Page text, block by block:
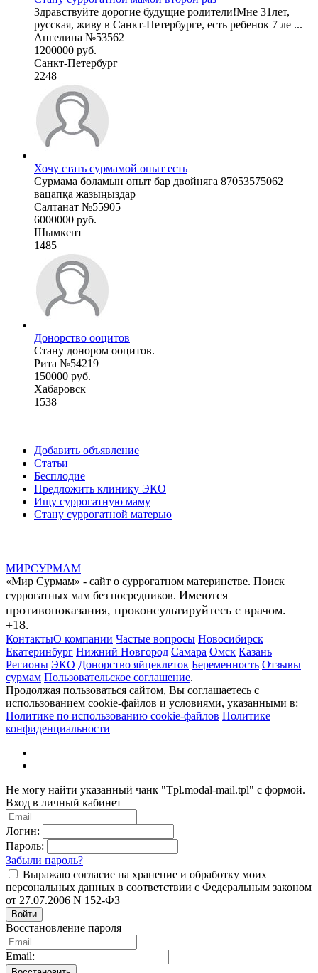
Здравствуйте дорогие будущие родители!Мне 31лет,
русская, живу в Санкт-Петербурге, есть ребенок 7 ле ...
Ангелина №53562
1200000 руб.
Санкт-Петербург
2248
Хочу стать сурмамой опыт есть
Сурмама боламын опыт бар двойняға 87053575062
вацапқа жазыңыздар
Салтанат №55905
6000000 руб.
Шымкент
1485
Донорство ооцитов
Стану донором ооцитов.
Рита №54219
150000 руб.
Хабаровск
1538
Добавить объявление
Статьи
Бесплодие
Предложить клинику ЭКО
Ищу суррогатную маму
Стану суррогатной матерью
МИРСУРМАМ
«Мир Сурмам» - сайт о суррогатном материнстве. Поиск
суррогатных мам без посредников. Имеются
противопоказания, проконсультируйтесь с врачом.
+18.
КонтактыО компании Частые вопросы Новосибирск
Екатеринбург Нижний Новгород Самара Омск Казань
Регионы ЭКО Донорство яйцеклеток Беременность Отзывы
сурмам Пользовательское соглашение.
Продолжая пользоваться сайтом, Вы соглашаетесь с
использованием cookie-файлов и условиями, указанными в:
Политике по использованию cookie-файлов Политике
конфиденциальности
Не могу найти указанный чанк "Tpl.modal-mail.tpl" с формой.
Вход в личный кабинет
Логин:
Пароль:
Забыли пароль?
Выражаю согласие на хранение и обработку моих
персональных данных в соответствии с Федеральным законом
от 27.07.2006 N 152-ФЗ
Войти
Восстановление пароля
Email: